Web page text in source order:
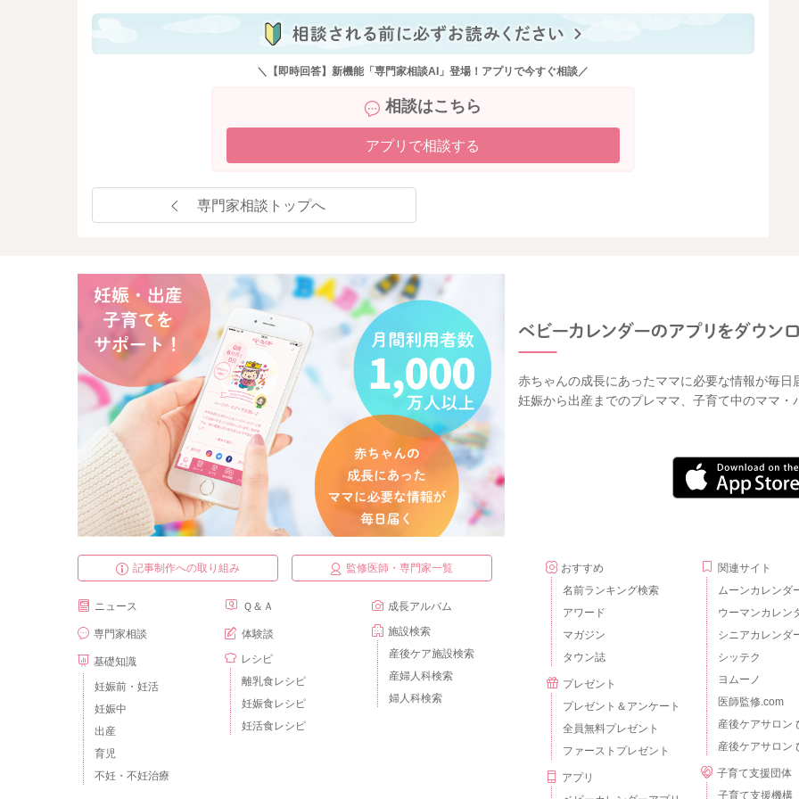
＼【即時回答】新機能「専門家相談AI」登場！アプリで今すぐ相談／
相談はこちら
アプリで相談する
専門家相談トップへ
赤ちゃんの成長にあったママに必要な情報が毎日
妊娠から出産までのプレママ、子育て中のママ
記事制作への取り組み 監修医師・専門家一覧
ニュース
専門家相談
基礎知識
妊娠前・妊活
妊娠中
出産
育児
不妊・不妊治療
Ｑ＆Ａ
体験談
レシピ
離乳食レシピ
妊娠食レシピ
妊活食レシピ
成長アルバム
施設検索
産後ケア施設検索
産婦人科検索
婦人科検索
おすすめ
名前ランキング検索
アワード
マガジン
タウン誌
プレゼント
プレゼント＆アンケート
全員無料プレゼント
ファーストプレゼント
アプリ
関連サイト
ムーンカレンダ
ウーマンカレン
シニアカレンダ
シッテク
ヨムーノ
医師監修.com
産後ケアサロン
産後ケアサロン
子育て支援団体
子育て支援機構